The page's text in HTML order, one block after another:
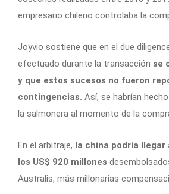
empresario chileno controlaba la
Joyvio sostiene que en el due
efectuado durante la transacción se
y que estos sucesos no fueron
contingencias. Así, se habrían
la salmonera al momento de la
En el arbitraje, la china podría llegar
los US$ 920 millones
Australis, más millonarias